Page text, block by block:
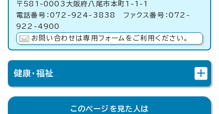
〒581-0003大阪府八尾市本町1-1-1
電話番号：072-924-3838 ファクス番号：072-
922-4900
お問い合わせは専用フォームをご利用ください。
健康・福祉
このページを見た人は